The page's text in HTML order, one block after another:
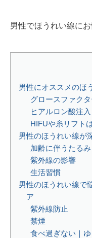
男性でほうれい線に
男性にオススメのほ
グロースファクタ
ヒアルロン酸注入
HIFUや糸リフト
男性のほうれい線が
加齢に伴うたるみ
紫外線の影響
生活習慣
男性のほうれい線で
ア
紫外線防止
禁煙
食べ過ぎない｜